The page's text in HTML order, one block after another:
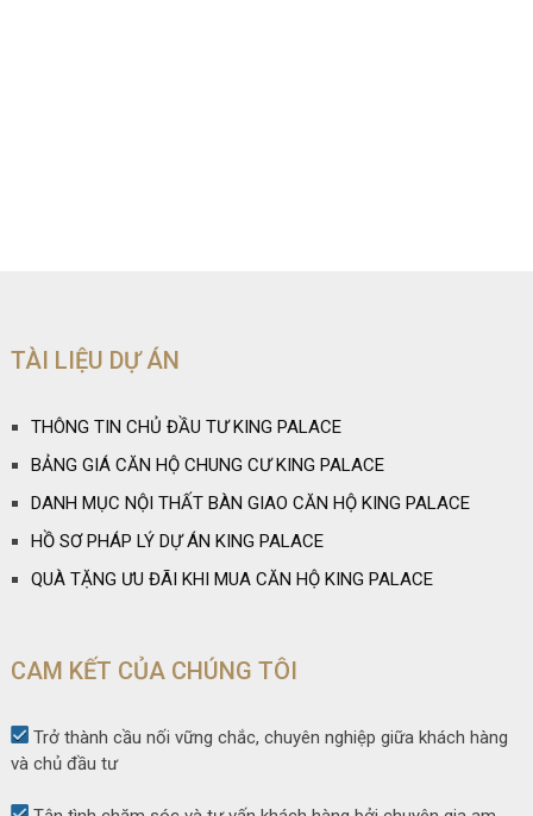
TÀI LIỆU DỰ ÁN
THÔNG TIN CHỦ ĐẦU TƯ KING PALACE
BẢNG GIÁ CĂN HỘ CHUNG CƯ KING PALACE
DANH MỤC NỘI THẤT BÀN GIAO CĂN HỘ KING PALACE
HỒ SƠ PHÁP LÝ DỰ ÁN KING PALACE
QUÀ TẶNG ƯU ĐÃI KHI MUA CĂN HỘ KING PALACE
CAM KẾT CỦA CHÚNG TÔI
Trở thành cầu nối vững chắc, chuyên nghiệp giữa khách hàng
và chủ đầu tư